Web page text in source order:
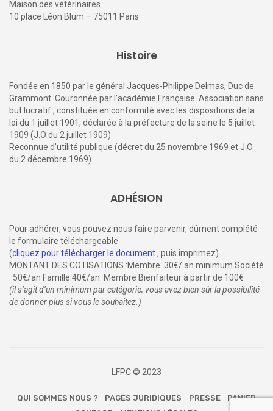
Pendant des années, cavaliers, soigneurs et éthologues
l’ont affirmé comme une évidence : le cheval ressent l’état
émotionnel de l’humain. L’animal, réputé hypersensible,
réagirait à l’anxiété de celui qui l’approche comme à un
Une étude invite à changer de
regard
Non, estiment ses auteurs, les chevaux ne détectent pas
directement le stress humain. Ils répondent avant tout à ce
trois interactions homme-cheval ont été observées dans
des conditions contrôlées. Les chercheurs ont mesuré d’un